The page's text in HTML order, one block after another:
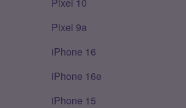
Pixel 9a
iPhone 16
iPhone 16e
iPhone 15